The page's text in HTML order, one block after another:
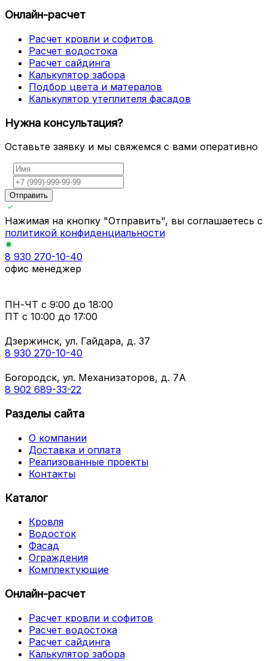
Онлайн-расчет
Расчет кровли и софитов
Расчет водостока
Расчет сайдинга
Калькулятор забора
Подбор цвета и матералов
Калькулятор утеплителя фасадов
Нужна консультация?
Оставьте заявку и мы свяжемся с вами оперативно
Отправить
Нажимая на кнопку "Отправить", вы соглашаетесь с
политикой конфиденциальности
8 930 270-10-40
офис менеджер
ПН-ЧТ с 9:00 до 18:00
ПТ с 10:00 до 17:00
Дзержинск, ул. Гайдара, д. 37
8 930 270-10-40
Богородск, ул. Механизаторов, д. 7А
8 902 689-33-22
Разделы сайта
О компании
Доставка и оплата
Реализованные проекты
Контакты
Каталог
Кровля
Водосток
Фасад
Ограждения
Комплектующие
Онлайн-расчет
Расчет кровли и софитов
Расчет водостока
Расчет сайдинга
Калькулятор забора